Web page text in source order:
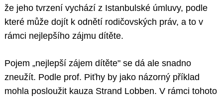
že jeho tvrzení vychází z Istanbulské úmluvy, podle
které může dojít k odnětí rodičovských práv, a to v
rámci nejlepšího zájmu dítěte.
Pojem „nejlepší zájem dítěte" se dá ale snadno
zneužít. Podle prof. Piťhy by jako názorný příklad
mohla posloužit kauza Strand Lobben. V rámci tohoto